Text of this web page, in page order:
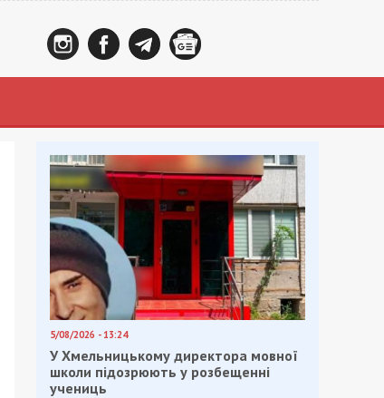
5/08/2026 - 13:24
У Хмельницькому директора мовної
школи підозрюють у розбещенні
учениць